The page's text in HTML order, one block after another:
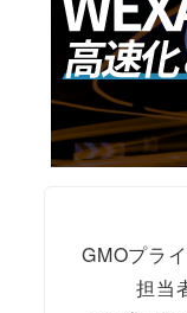
GMOプラ
担当